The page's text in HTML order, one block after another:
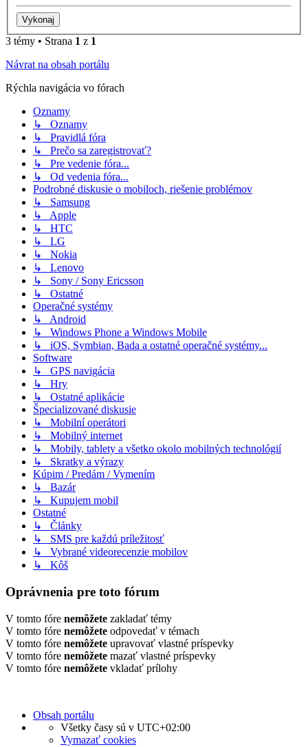
3 témy • Strana 1 z 1
Návrat na obsah portálu
Rýchla navigácia vo fórach
Oznamy
↳ Oznamy
↳ Pravidlá fóra
↳ Prečo sa zaregistrovať?
↳ Pre vedenie fóra...
↳ Od vedenia fóra...
Podrobné diskusie o mobiloch, riešenie problémov
↳ Samsung
↳ Apple
↳ HTC
↳ LG
↳ Nokia
↳ Lenovo
↳ Sony / Sony Ericsson
↳ Ostatné
Operačné systémy
↳ Android
↳ Windows Phone a Windows Mobile
↳ iOS, Symbian, Bada a ostatné operačné systémy...
Software
↳ GPS navigácia
↳ Hry
↳ Ostatné aplikácie
Špecializované diskusie
↳ Mobilní operátori
↳ Mobilný internet
↳ Mobily, tablety a všetko okolo mobilných technológií
↳ Skratky a výrazy
Kúpim / Predám / Vymením
↳ Bazár
↳ Kupujem mobil
Ostatné
↳ Články
↳ SMS pre každú príležitosť
↳ Vybrané videorecenzie mobilov
↳ Kôš
Oprávnenia pre toto fórum
V tomto fóre nemôžete zakladať témy
V tomto fóre nemôžete odpovedať v témach
V tomto fóre nemôžete upravovať vlastné príspevky
V tomto fóre nemôžete mazať vlastné príspevky
V tomto fóre nemôžete vkladať prílohy
Obsah portálu
Všetky časy sú v UTC+02:00
Vymazať cookies